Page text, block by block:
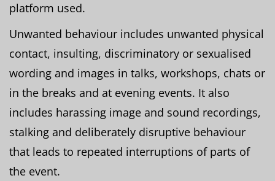
platform used.
Unwanted behaviour includes unwanted physical
contact, insulting, discriminatory or sexualised
wording and images in talks, workshops, chats or
in the breaks and at evening events. It also
includes harassing image and sound recordings,
stalking and deliberately disruptive behaviour
that leads to repeated interruptions of parts of
the event.